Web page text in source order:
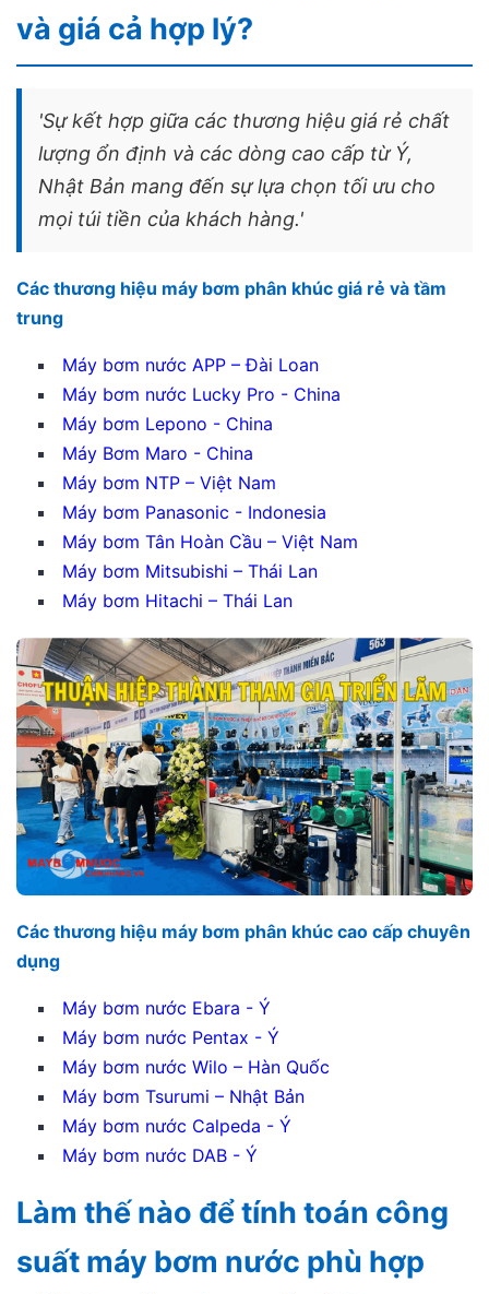
và giá cả hợp lý?
'Sự kết hợp giữa các thương hiệu giá rẻ chất
lượng ổn định và các dòng cao cấp từ Ý,
Nhật Bản mang đến sự lựa chọn tối ưu cho
mọi túi tiền của khách hàng.'
Các thương hiệu máy bơm phân khúc giá rẻ và tầm
trung
Máy bơm nước APP – Đài Loan
Máy bơm nước Lucky Pro - China
Máy bơm Lepono - China
Máy Bơm Maro - China
Máy bơm NTP – Việt Nam
Máy bơm Panasonic - Indonesia
Máy bơm Tân Hoàn Cầu – Việt Nam
Máy bơm Mitsubishi – Thái Lan
Máy bơm Hitachi – Thái Lan
Các thương hiệu máy bơm phân khúc cao cấp chuyên
dụng
Máy bơm nước Ebara - Ý
Máy bơm nước Pentax - Ý
Máy bơm nước Wilo – Hàn Quốc
Máy bơm Tsurumi – Nhật Bản
Máy bơm nước Calpeda - Ý
Máy bơm nước DAB - Ý
Làm thế nào để tính toán công
suất máy bơm nước phù hợp